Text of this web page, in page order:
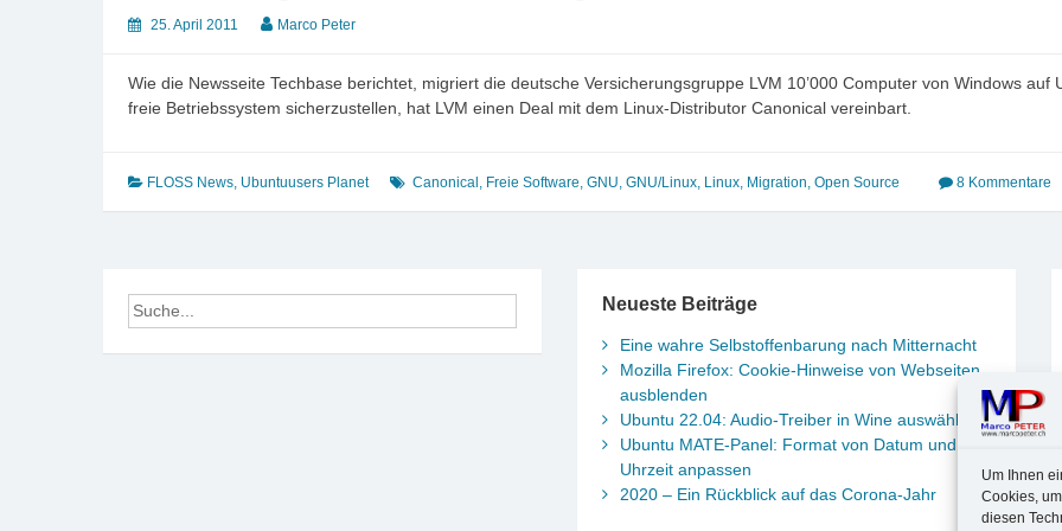
Um Ihnen
Cookies,
diesen
25. April 2011 Marco Peter
Wie die Newsseite Techbase berichtet, migriert die deutsche Versicherungsgruppe LVM 10’000 Computer von Windows
freie Betriebssystem sicherzustellen, hat LVM einen Deal mit dem Linux-Distributor Canonical vereinbart.
FLOSS News, Ubuntuusers Planet Canonical , Freie Software, GNU, GNU/Linux, Linux, Migration, Open Source 8 Kommentare
Neueste Beiträge
Eine wahre Selbstoffenbarung nach Mitternacht
Mozilla Firefox: Cookie-Hinweise von Webseiten
ausblenden
Ubuntu 22.04: Audio-Treiber in Wine auswählen
Ubuntu MATE-Panel: Format von Datum und
Uhrzeit anpassen
2020 – Ein Rückblick auf das Corona-Jahr